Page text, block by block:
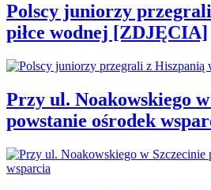
Polscy juniorzy
piłce wodnej [ZDJĘCIA]
Przy ul. Noakowskiego
powstanie ośrodek